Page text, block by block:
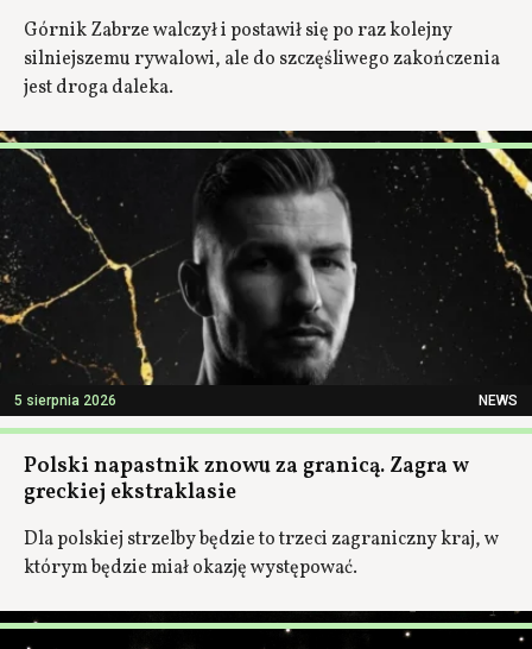
Górnik Zabrze walczył i postawił się po raz kolejny
silniejszemu rywalowi, ale do szczęśliwego zakończenia
jest droga daleka.
5 sierpnia 2026 NEWS
Polski napastnik znowu za granicą. Zagra w
greckiej ekstraklasie
Dla polskiej strzelby będzie to trzeci zagraniczny kraj, w
którym będzie miał okazję występować.